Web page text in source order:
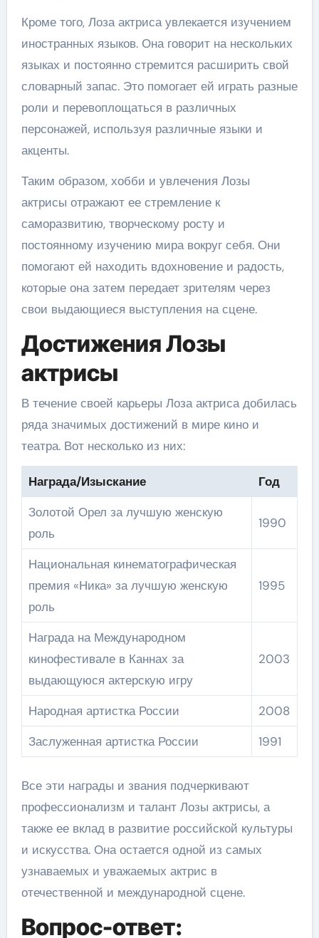
Кроме того, Лоза актриса увлекается изучением
иностранных языков. Она говорит на нескольких
языках и постоянно стремится расширить свой
словарный запас. Это помогает ей играть разные
роли и перевоплощаться в различных
персонажей, используя различные языки и
акценты.
Таким образом, хобби и увлечения Лозы
актрисы отражают ее стремление к
саморазвитию, творческому росту и
постоянному изучению мира вокруг себя. Они
помогают ей находить вдохновение и радость,
которые она затем передает зрителям через
свои выдающиеся выступления на сцене.
Достижения Лозы
актрисы
В течение своей карьеры Лоза актриса добилась
ряда значимых достижений в мире кино и
театра. Вот несколько из них:
Награда/Изыскание
Год
Золотой Орел за лучшую женскую
роль
1990
Национальная кинематографическая
премия «Ника» за лучшую женскую
роль
1995
Награда на Международном
кинофестивале в Каннах за
выдающуюся актерскую игру
2003
Народная артистка России
2008
Заслуженная артистка России
1991
Все эти награды и звания подчеркивают
профессионализм и талант Лозы актрисы, а
также ее вклад в развитие российской культуры
и искусства. Она остается одной из самых
узнаваемых и уважаемых актрис в
отечественной и международной сцене.
Вопрос-ответ: